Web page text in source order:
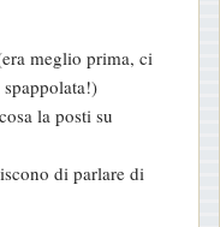
meglio prima, ci
la posti su
di parlare di